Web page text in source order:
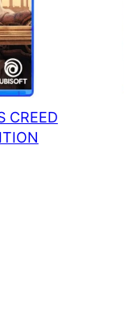
CREED